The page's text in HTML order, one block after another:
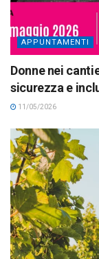
APPUNTAMENTI
Donne nei
sicurezza e
11/05/2026